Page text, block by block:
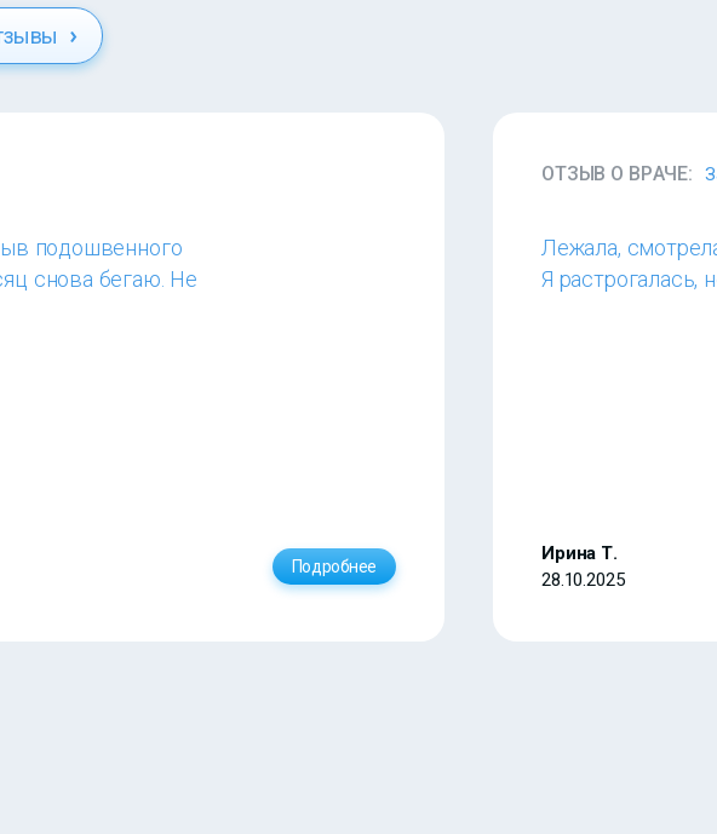
подошвенного
снова бегаю. Не
Подробнее
ОТЗЫВ О ВРАЧЕ:
Лежала,
Я растрогалась,
Ирина Т.
28.10.2025